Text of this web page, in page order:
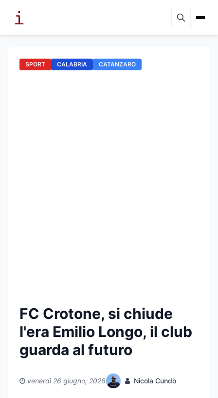
SPORT CALABRIA CATANZARO
FC Crotone, si chiude
l'era Emilio Longo, il club
guarda al futuro
venerdì 26 giugno, 2026 Nicola Cundò